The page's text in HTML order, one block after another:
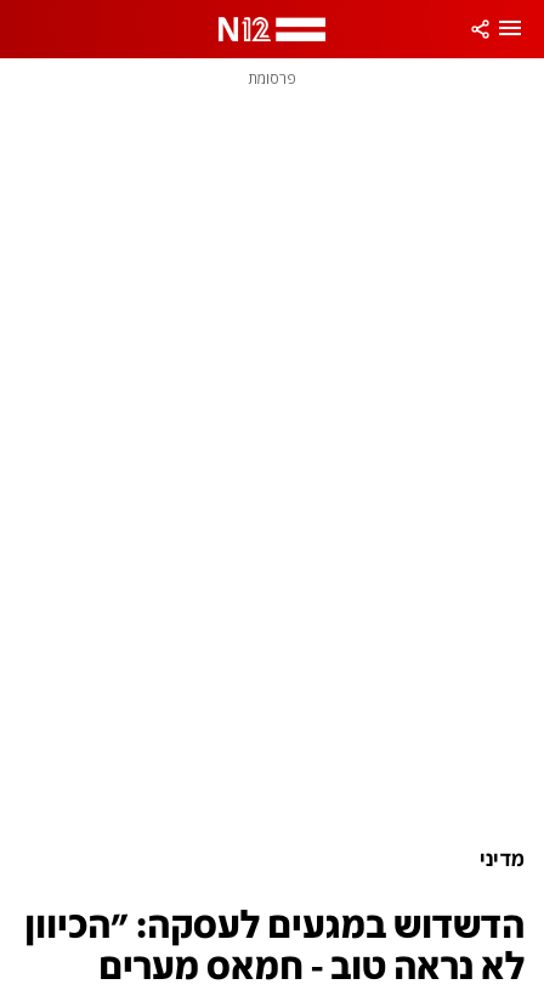
פרסומת
מדיני
הדשדוש במגעים לעסקה: "הכיוון
לא נראה טוב - חמאס מערים